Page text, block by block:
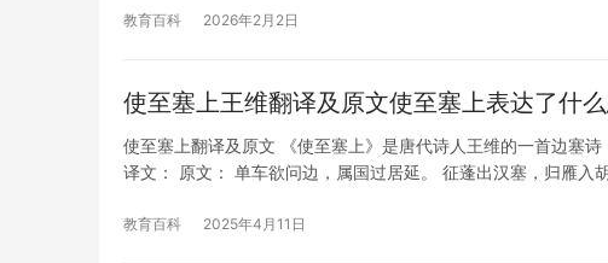
教育百科 2026年2月2日
使至塞上王维翻译及原文使至塞上表达了什
使至塞上翻译及原文 《使至塞上》是唐代诗人王维的一首边塞
译文： 原文： 单车欲问边，属国过居延。 征蓬出汉塞，归雁入
教育百科 2025年4月11日